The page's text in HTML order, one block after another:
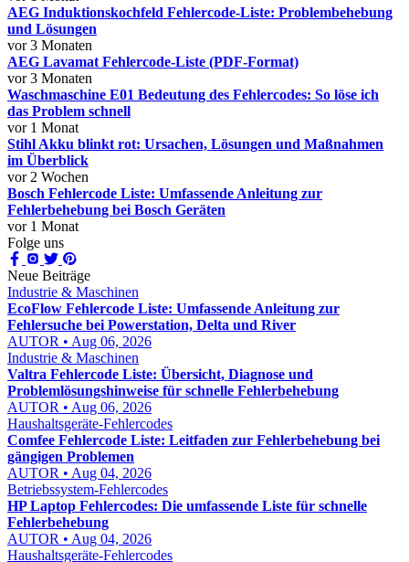
AEG Induktionskochfeld Fehlercode-Liste: Problembehebung
und Lösungen
vor 3 Monaten
AEG Lavamat Fehlercode-Liste (PDF-Format)
vor 3 Monaten
Waschmaschine E01 Bedeutung des Fehlercodes: So löse ich
das Problem schnell
vor 1 Monat
Stihl Akku blinkt rot: Ursachen, Lösungen und Maßnahmen
im Überblick
vor 2 Wochen
Bosch Fehlercode Liste: Umfassende Anleitung zur
Fehlerbehebung bei Bosch Geräten
vor 1 Monat
Folge uns
Neue Beiträge
Industrie & Maschinen
EcoFlow Fehlercode Liste: Umfassende Anleitung zur
Fehlersuche bei Powerstation, Delta und River
AUTOR • Aug 06, 2026
Industrie & Maschinen
Valtra Fehlercode Liste: Übersicht, Diagnose und
Problemlösungshinweise für schnelle Fehlerbehebung
AUTOR • Aug 06, 2026
Haushaltsgeräte-Fehlercodes
Comfee Fehlercode Liste: Leitfaden zur Fehlerbehebung bei
gängigen Problemen
AUTOR • Aug 04, 2026
Betriebssystem-Fehlercodes
HP Laptop Fehlercodes: Die umfassende Liste für schnelle
Fehlerbehebung
AUTOR • Aug 04, 2026
Haushaltsgeräte-Fehlercodes